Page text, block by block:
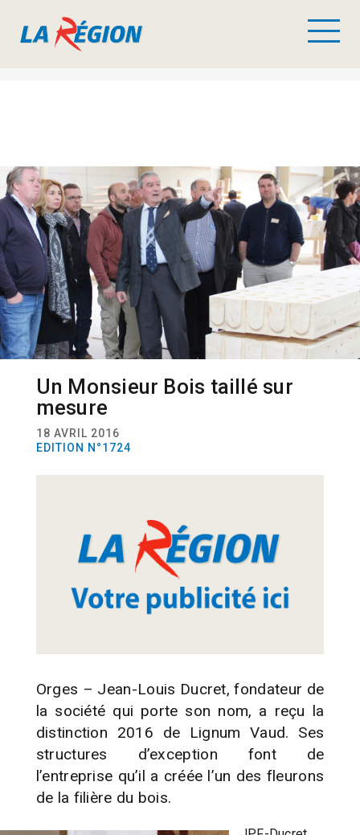
Un Monsieur Bois taillé sur
mesure
18 AVRIL 2016
EDITION N°1724
Orges – Jean-Louis Ducret, fondateur de
la société qui porte son nom, a reçu la
distinction 2016 de Lignum Vaud. Ses
structures d’exception font de
l’entreprise qu’il a créée l’un des fleurons
de la filière du bois.